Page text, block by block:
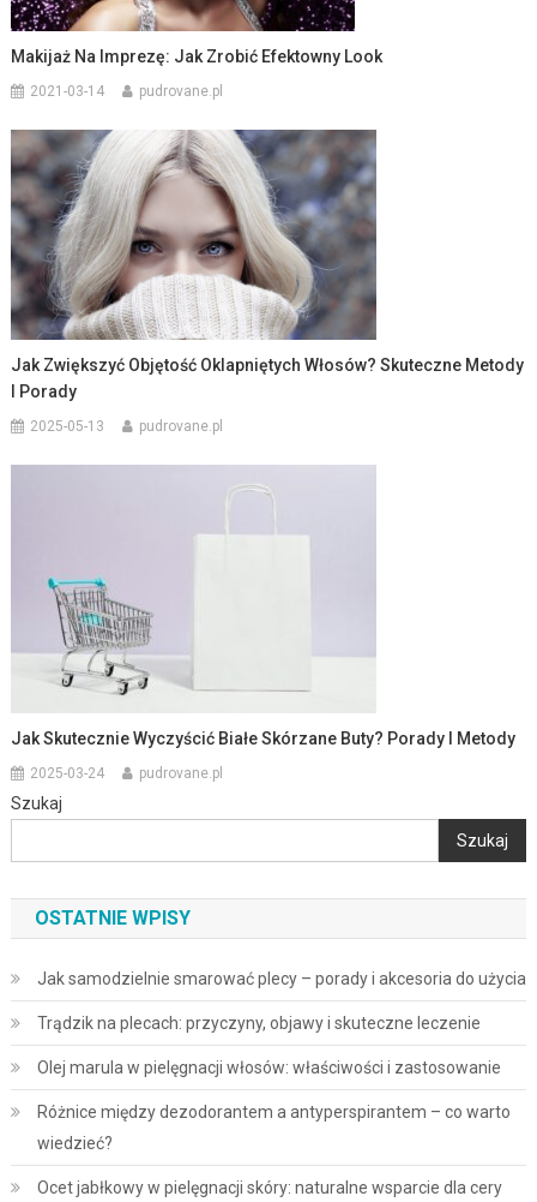
Makijaż Na Imprezę: Jak Zrobić Efektowny Look
2021-03-14 pudrovane.pl
Jak Zwiększyć Objętość Oklapniętych Włosów? Skuteczne Metody
I Porady
2025-05-13 pudrovane.pl
Jak Skutecznie Wyczyścić Białe Skórzane Buty? Porady I Metody
2025-03-24 pudrovane.pl
Szukaj
Szukaj
OSTATNIE WPISY
Jak samodzielnie smarować plecy – porady i akcesoria do użycia
Trądzik na plecach: przyczyny, objawy i skuteczne leczenie
Olej marula w pielęgnacji włosów: właściwości i zastosowanie
Różnice między dezodorantem a antyperspirantem – co warto
wiedzieć?
Ocet jabłkowy w pielęgnacji skóry: naturalne wsparcie dla cery